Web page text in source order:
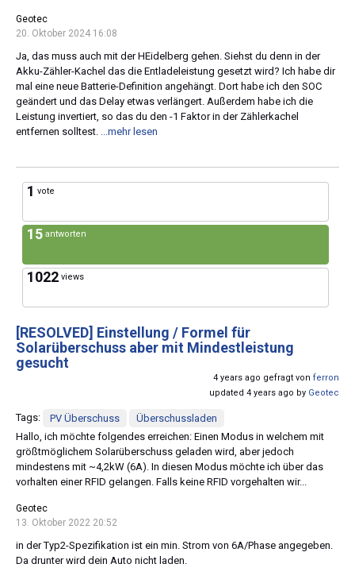
Geotec
20. Oktober 2024 16:08
Ja, das muss auch mit der HEidelberg gehen. Siehst du denn in der
Akku-Zähler-Kachel das die Entladeleistung gesetzt wird? Ich habe dir
mal eine neue Batterie-Definition angehängt. Dort habe ich den SOC
geändert und das Delay etwas verlängert. Außerdem habe ich die
Leistung invertiert, so das du den -1 Faktor in der Zählerkachel
entfernen solltest. ...mehr lesen
1 vote
15 antworten
1022 views
[RESOLVED] Einstellung / Formel für
Solarüberschuss aber mit Mindestleistung
gesucht
4 years ago gefragt von ferron
updated 4 years ago by Geotec
Tags: PV Überschuss
Überschussladen
Hallo, ich möchte folgendes erreichen: Einen Modus in welchem mit
größtmöglichem Solarüberschuss geladen wird, aber jedoch
mindestens mit ~4,2kW (6A). In diesen Modus möchte ich über das
vorhalten einer RFID gelangen. Falls keine RFID vorgehalten wir...
Geotec
13. Oktober 2022 20:52
in der Typ2-Spezifikation ist ein min. Strom von 6A/Phase angegeben.
Da drunter wird dein Auto nicht laden.